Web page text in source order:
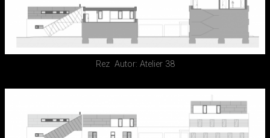
Rez Autor: Atelier 38